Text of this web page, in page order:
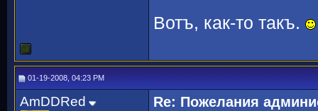
Вотъ, как-то такъ.
01-19-2008, 04:23 PM
AmDDRed Re: Пожелания